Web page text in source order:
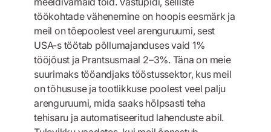
töökohtade vähenemine on hoopis eesmärk ja
meil on tõepoolest veel arenguruumi, sest
USA-s töötab põllumajanduses vaid 1%
tööjõust ja Prantsusmaal 2–3%. Täna on meie
suurimaks tööandjaks tööstussektor, kus meil
on tõhususe ja tootlikkuse poolest veel palju
arenguruumi, mida saaks hõlpsasti teha
tehisaru ja automatiseeritud lahenduste abil.